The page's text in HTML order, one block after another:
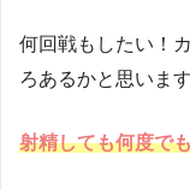
何回戦もしたい！
ろあるかと思います
射精しても何度で